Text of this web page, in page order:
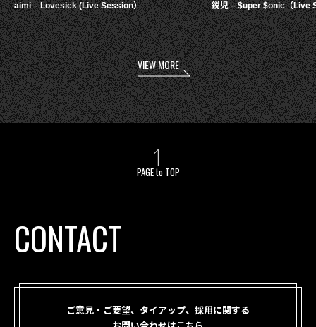
aimi – Lovesick (Live Session） 鋭児 – $uper $onic（Live
VIEW MORE
PAGE to TOP
CONTACT
ご意見・ご要望、タイアップ、採用に関する